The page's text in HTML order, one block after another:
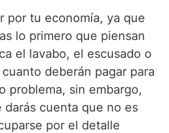
por tu economía, ya que
lo primero que piensan
el lavabo, el escusado o
deberán pagar para
problema, sin embargo,
darás cuenta que no es
por el detalle